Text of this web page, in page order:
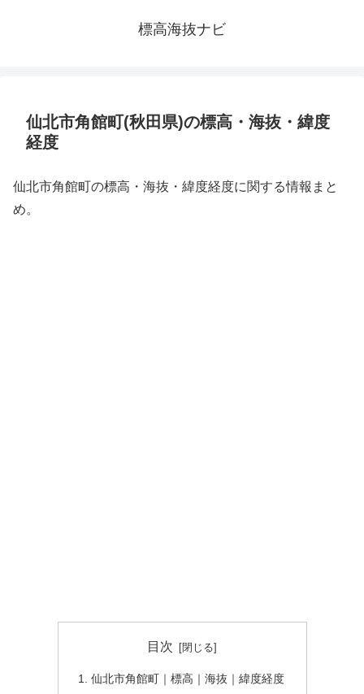
標高海抜ナビ
仙北市角館町(秋田県)の標高・海抜・緯度
経度
仙北市角館町の標高・海抜・緯度経度に関する情報まと
め。
目次
仙北市角館町｜標高｜海抜｜緯度経度